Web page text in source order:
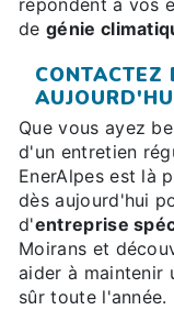
répondent à vos
de génie
CONTACTEZ
Que vous ayez
d'un entretien
EnerAlpes est là
dès aujourd'hui
d'entreprise
Moirans et
aider à maintenir
sûr toute l'année.